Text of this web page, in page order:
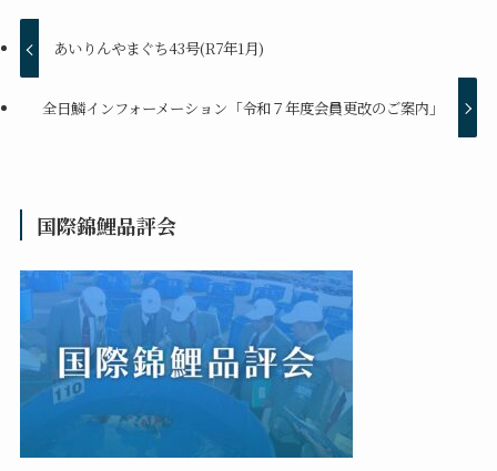
あいりんやまぐち43号(R7年1月)
全日鱗インフォーメーション「令和７年度会員更改のご案内」
国際錦鯉品評会